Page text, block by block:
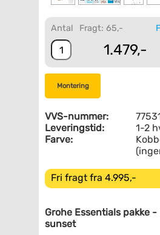
Antal Fragt: 65,-
1.479,-
Montering
VVS-nummer:
Leveringstid:
1-2
Farve:
Fri fragt fra 4.995,-
Grohe Essentials pakke
sunset